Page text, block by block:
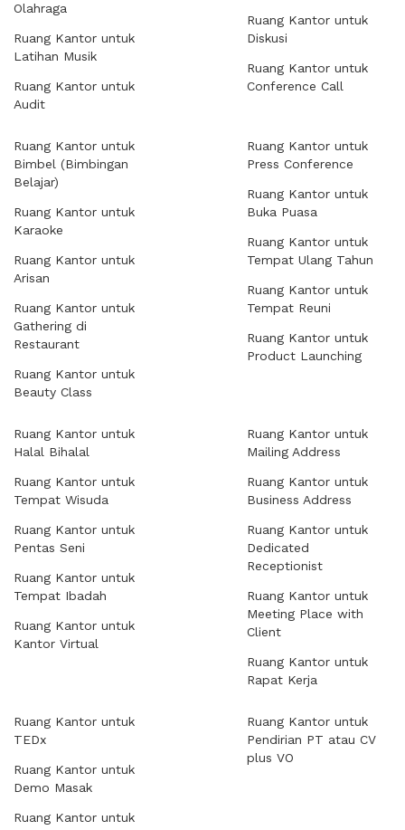
Olahraga
Ruang Kantor untuk
Latihan Musik
Ruang Kantor untuk
Audit
Ruang Kantor untuk
Diskusi
Ruang Kantor untuk
Conference Call
Ruang Kantor untuk
Bimbel (Bimbingan
Belajar)
Ruang Kantor untuk
Karaoke
Ruang Kantor untuk
Arisan
Ruang Kantor untuk
Gathering di
Restaurant
Ruang Kantor untuk
Beauty Class
Ruang Kantor untuk
Press Conference
Ruang Kantor untuk
Buka Puasa
Ruang Kantor untuk
Tempat Ulang Tahun
Ruang Kantor untuk
Tempat Reuni
Ruang Kantor untuk
Product Launching
Ruang Kantor untuk
Halal Bihalal
Ruang Kantor untuk
Tempat Wisuda
Ruang Kantor untuk
Pentas Seni
Ruang Kantor untuk
Tempat Ibadah
Ruang Kantor untuk
Kantor Virtual
Ruang Kantor untuk
Mailing Address
Ruang Kantor untuk
Business Address
Ruang Kantor untuk
Dedicated
Receptionist
Ruang Kantor untuk
Meeting Place with
Client
Ruang Kantor untuk
Rapat Kerja
Ruang Kantor untuk
TEDx
Ruang Kantor untuk
Demo Masak
Ruang Kantor untuk
Ruang Kantor untuk
Pendirian PT atau CV
plus VO